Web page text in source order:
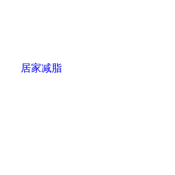
居家减脂